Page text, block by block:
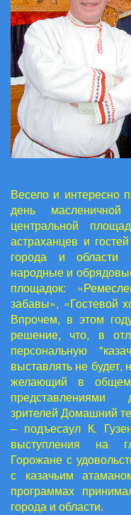
Весело и
день
центральной
астраханцев и
города и области
народные и
площадок:
забавы», «Гостевой
Впрочем, в этом
решение, что, в
персональную
выставлять не будет,
желающий в
представлениями
зрителей Домашний
– подъесаул К.
выступления на
Горожане с
с казачьим
программах
города и области.